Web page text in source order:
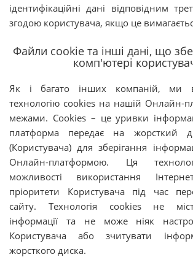
ідентифікаційні дані відповідним
згодою користувача, якщо це
Файли cookie та інші дані, що
комп'ютері
Як і багато інших компаній, ми
технологію cookies на нашій Онлайн-
межами. Cookies – це уривки
платформа передає на жорсткий
(Користувача) для зберігання
Онлайн-платформою. Ця
можливості використання
пріоритети Користувача під час
сайту. Технологія cookies не
інформації та не може ніяк
Користувача або зчитувати
жорсткого диска.